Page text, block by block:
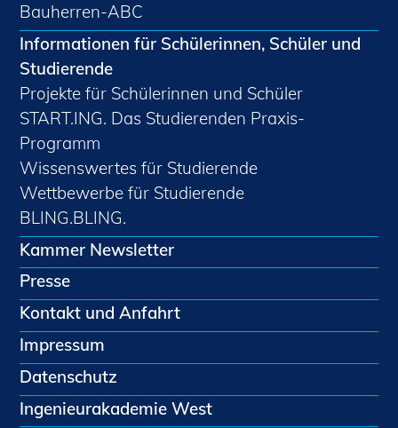
Bauherren-ABC
Informationen für Schülerinnen, Schüler und
Studierende
Projekte für Schülerinnen und Schüler
START.ING. Das Studierenden Praxis-
Programm
Wissenswertes für Studierende
Wettbewerbe für Studierende
BLING.BLING.
Kammer Newsletter
Presse
Kontakt und Anfahrt
Impressum
Datenschutz
Ingenieurakademie West